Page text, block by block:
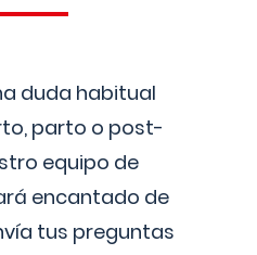
duda habitual
parto o post-
equipo de
encantado de
tus preguntas